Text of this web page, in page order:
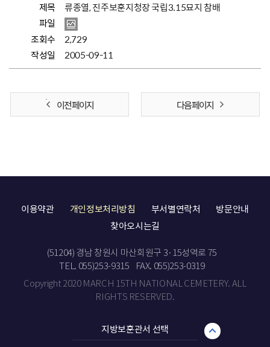
제목
류종열, 진주보훈지청장 국립3.15묘지 참배
파일
조회수
2,729
작성일
2005-09-11
이전 페이지 다음 페이지
이용약관 개인정보처리방침 부서별연락처
방문안내
찾아오시는길
(51204) 경남 창원시 마산회원구 3·15성역로 75
TEL. 055)253-9315
FAX. 055)253-0319
Copyright 2020 MARCH 15TH NATIONAL CEMETERY. ALL
RIGHTS RESERVED.
지방보훈관서 선택